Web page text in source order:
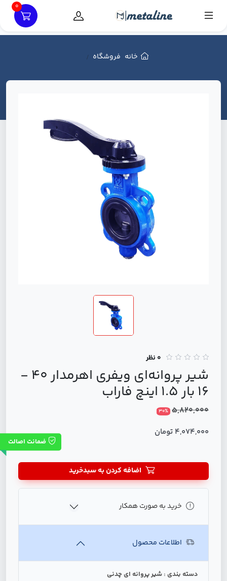
0
خانه فروشگاه
0 نظر
شير پروانه‌ای ویفری اهرمدار 40 -
16 بار 1.5 اینچ فاراب
5,820,000
30%
4,074,000 تومان
ضمانت اصالت
اضافه کردن به سبدخرید
خرید به صورت همکار
اطلاعات محصول
دسته بندی : شیر پروانه ای چدنی